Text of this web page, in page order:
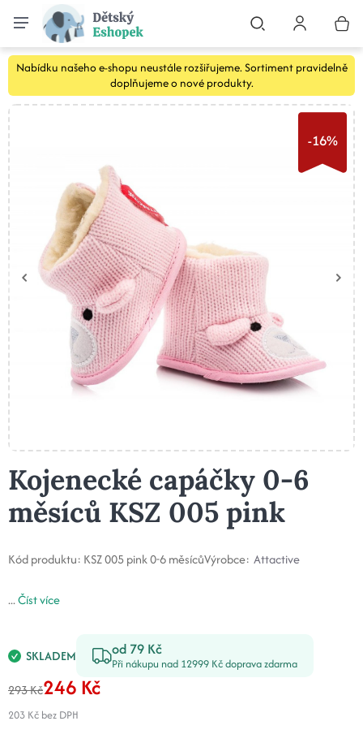
Nabídku našeho e-shopu neustále rozšiřujeme. Sortiment pravidelně
doplňujeme o nové produkty.
-16%
Kojenecké capáčky 0-6
měsíců KSZ 005 pink
Kód produktu: KSZ 005 pink 0-6 měsícůVýrobce: Attactive
...Číst více
SKLADEM od 79 Kč
Při nákupu nad 12999 Kč doprava zdarma
293 Kč246 Kč
203 Kč bez DPH